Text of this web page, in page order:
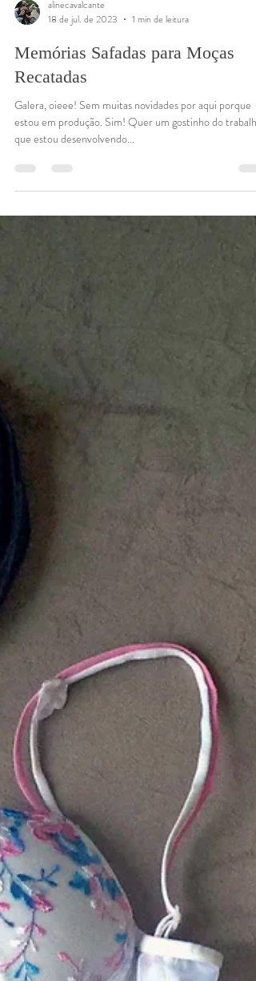
alinecavalcante
18 de jul. de 2023
1 min de leitura
Memórias Safadas para Moças
Recatadas
Galera, oieee! Sem muitas novidades por aqui porque
estou em produção. Sim! Quer um gostinho do trabalho